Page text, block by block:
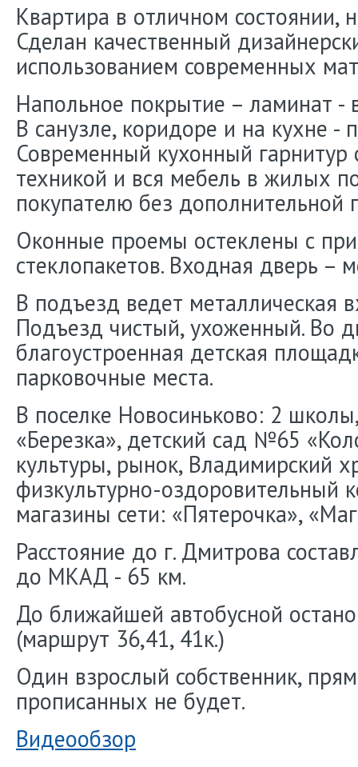
Квартира в отличном состоянии,
Сделан качественный
использованием современных
Напольное покрытие – ламинат
В санузле, коридоре и на кухне -
Современный кухонный гарнитур
техникой и вся мебель в жилых
покупателю без дополнительной
Оконные проемы остеклены с
стеклопакетов. Входная дверь –
В подъезд ведет металлическая
Подъезд чистый, ухоженный. Во
благоустроенная детская
парковочные места.
В поселке Новосиньково: 2
«Березка», детский сад №65
культуры, рынок, Владимирский
физкультурно-оздоровительный
магазины сети: «Пятерочка»,
Расстояние до г. Дмитрова
до МКАД - 65 км.
До ближайшей автобусной
(маршрут 36,41, 41к.)
Один взрослый собственник,
прописанных не будет.
Видеообзор